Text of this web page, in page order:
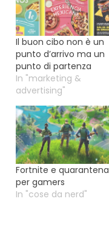
Il buon cibo non è un
punto d’arrivo ma un
punto di partenza
In "marketing &
advertising"
Fortnite e quarantena
per gamers
In "cose da nerd"